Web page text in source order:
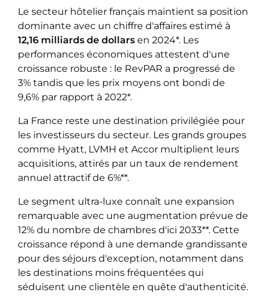
Le secteur hôtelier français maintient sa position
dominante avec un chiffre d'affaires estimé à
12,16 milliards de dollars en 2024*. Les
performances économiques attestent d'une
croissance robuste : le RevPAR a progressé de
3% tandis que les prix moyens ont bondi de
9,6% par rapport à 2022*.
La France reste une destination privilégiée pour
les investisseurs du secteur. Les grands groupes
comme Hyatt, LVMH et Accor multiplient leurs
acquisitions, attirés par un taux de rendement
annuel attractif de 6%**.
Le segment ultra-luxe connaît une expansion
remarquable avec une augmentation prévue de
12% du nombre de chambres d'ici 2033**. Cette
croissance répond à une demande grandissante
pour des séjours d'exception, notamment dans
les destinations moins fréquentées qui
séduisent une clientèle en quête d'authenticité.